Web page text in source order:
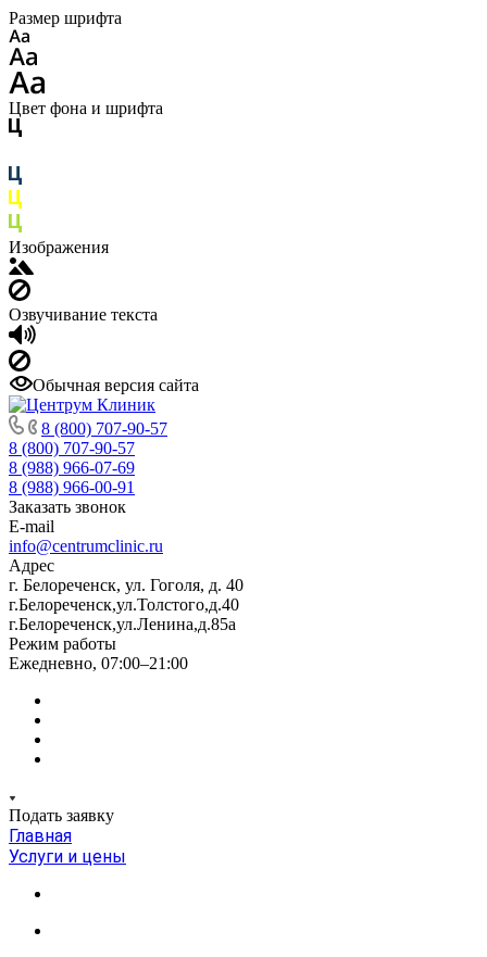
Размер шрифта
Цвет фона и шрифта
Изображения
Озвучивание текста
Обычная версия сайта
8 (800) 707-90-57
8 (800) 707-90-57
8 (988) 966-07-69
8 (988) 966-00-91
Заказать звонок
E-mail
info@centrumclinic.ru
Адрес
г. Белореченск, ул. Гоголя, д. 40
г.Белореченск,ул.Толстого,д.40
г.Белореченск,ул.Ленина,д.85а
Режим работы
Ежедневно, 07:00–21:00
Подать заявку
Главная
Услуги и цены